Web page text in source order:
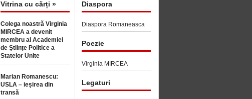
Vitrina cu cărți »
Colega noastră Virginia
MIRCEA a devenit
membru al Academiei
de Științe Politice a
Statelor Unite
Marian Romanescu:
USLA – ieșirea din
transă
Diaspora
Diaspora Romaneasca
Poezie
Virginia MIRCEA
Legaturi